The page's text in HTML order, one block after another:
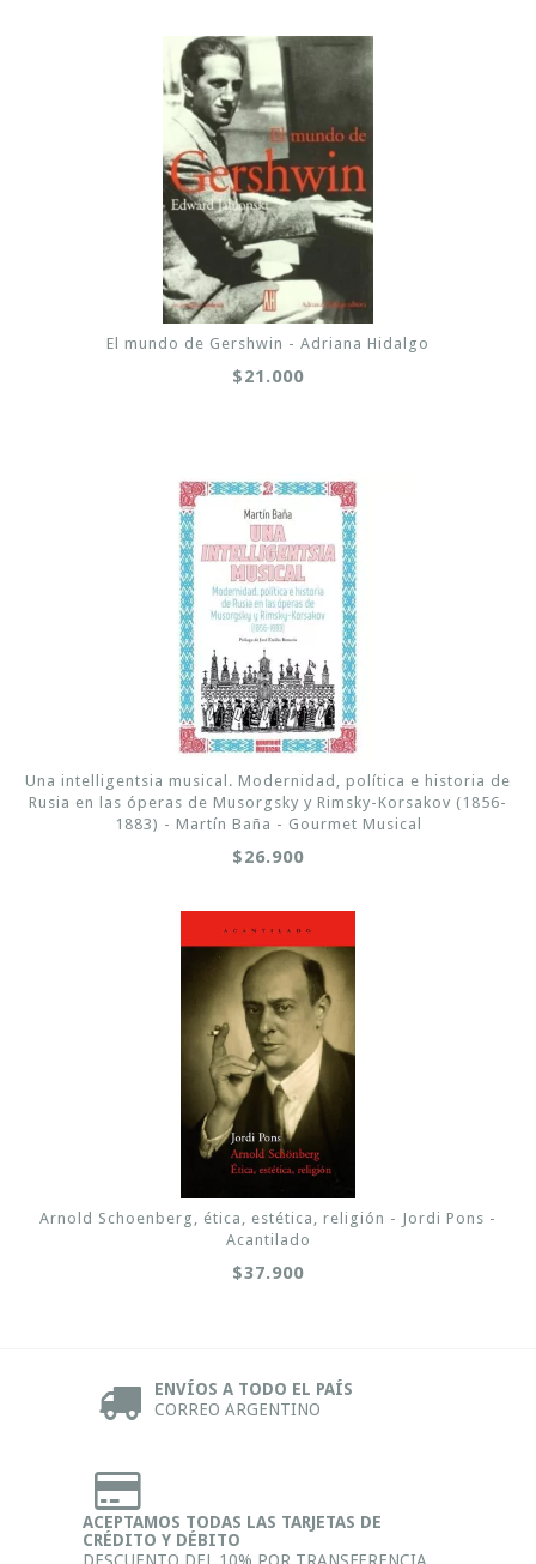
El mundo de Gershwin - Adriana Hidalgo
$21.000
Una intelligentsia musical. Modernidad, política e historia de
Rusia en las óperas de Musorgsky y Rimsky-Korsakov (1856-
1883) - Martín Baña - Gourmet Musical
$26.900
Arnold Schoenberg, ética, estética, religión - Jordi Pons -
Acantilado
$37.900
ENVÍOS A TODO EL PAÍS
CORREO ARGENTINO
ACEPTAMOS TODAS LAS TARJETAS DE
CRÉDITO Y DÉBITO
DESCUENTO DEL 10% POR TRANSFERENCIA